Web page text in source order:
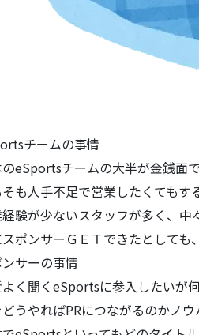
チームの事情
のeSportsチームの大半が金銭面
そも人手不足で営業したくてもす
経験が少ないスタッフが多く、
スポンサーＧＥＴできたとして
サーの事情
よく聞くeSportsに参入したいが
どうやればPRにつながるのかノ